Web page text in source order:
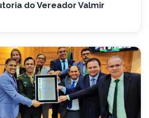
do Vereador Valmir